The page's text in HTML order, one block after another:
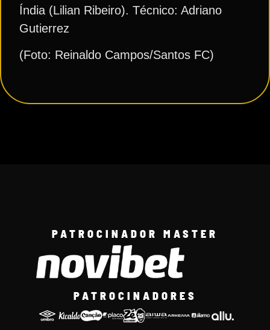
Índia (Lilian Ribeiro). Técnico: Adriano
Gutierrez
(Foto: Reinaldo Campos/Santos FC)
PATROCINADOR MASTER
PATROCINADORES